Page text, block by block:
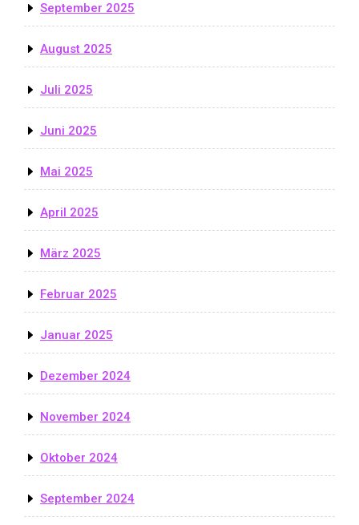
September 2025
August 2025
Juli 2025
Juni 2025
Mai 2025
April 2025
März 2025
Februar 2025
Januar 2025
Dezember 2024
November 2024
Oktober 2024
September 2024